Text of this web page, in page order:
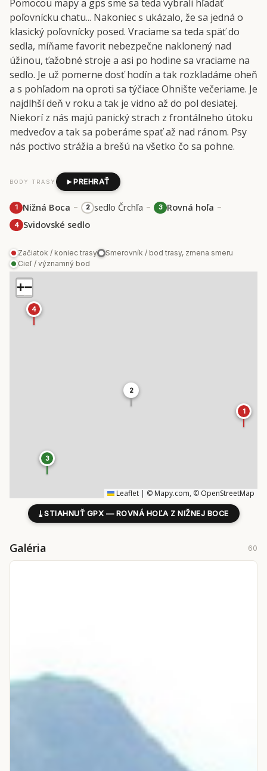
Pomocou mapy a gps sme sa teda vybrali hľadať
poľovnícku chatu... Nakoniec s ukázalo, že sa jedná o
klasický poľovnícky posed. Vraciame sa teda späť do
sedla, míňame favorit nebezpečne naklonený nad
úžinou, ťažobné stroje a asi po hodine sa vraciame na
sedlo. Je už pomerne dosť hodín a tak rozkladáme oheň
a s pohľadom na oproti sa týčiace Ohnište večeriame. Je
najdlhší deň v roku a tak je vidno až do pol desiatej.
Niekorí z nás majú panický strach z frontálneho útoku
medveďov a tak sa poberáme spať až nad ránom. Psy
nás poctivo strážia a brešú na všetko čo sa pohne.
BODY TRASY PREHRAŤ
1 Nižná Boca – 2 sedlo Črchľa – 3 Rovná hoľa –
4 Svidovské sedlo
Začiatok / koniec trasy
Smerovník / bod trasy, zmena smeru
Cieľ / významný bod
1
2
3
4
+−
Leaflet | © Mapy.com, © OpenStreetMap
⤓STIAHNUŤ GPX — ROVNÁ HOĽA Z NIŽNEJ BOCE
Galéria 60